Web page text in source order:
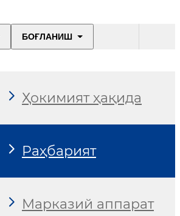
БОҒЛАНИШ
Ҳокимият ҳақида
Раҳбарият
Марказий аппарат